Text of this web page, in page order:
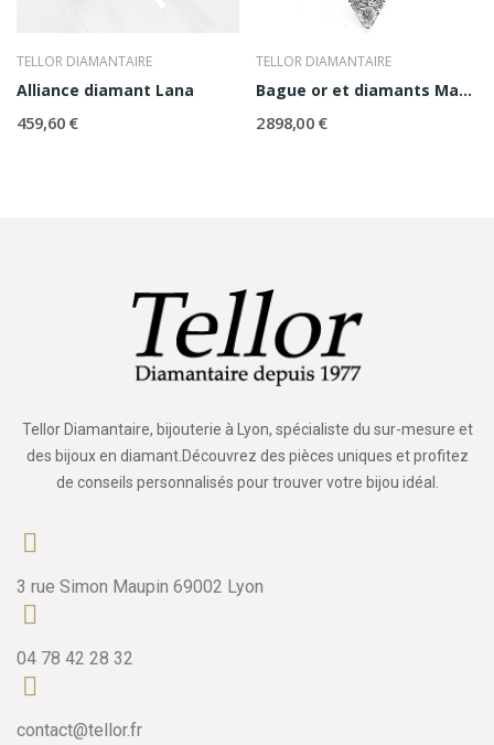
TELLOR DIAMANTAIRE
Alliance diamant Lana
459,60 €
TELLOR DIAMANTAIRE
Bague or et diamants Marquise Pavée
2 898,00 €
Tellor Diamantaire, bijouterie à Lyon, spécialiste du sur-mesure et
des bijoux en diamant.Découvrez des pièces uniques et profitez
de conseils personnalisés pour trouver votre bijou idéal.
3 rue Simon Maupin 69002 Lyon
04 78 42 28 32
contact@tellor.fr